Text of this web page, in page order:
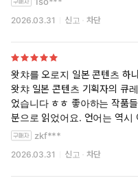
제작까지 70편의 작품을 엄선
테랑 '일본어 강사'로서의 노하
이도별(입문~중급)로 대사를
단순히 대사를 나열하는 데 그
함께 제공하여, 텍스트를 적어
하게 다시 음미할 수 있도록 돕
무엇보다 학습자를 배려한 디
숨 막히는 문법 공부나 딱딱한
루틴을 강력히 추천합니다.
일본어 감각을 자연스럽게 끌
2026.03.31 신고 차단
왓챠를 오로지 일본 콘텐츠 하
왓챠 일본 콘텐츠 기획자의 큐
었습니다 ㅎㅎ 좋아하는 작품
분으로 읽었어요. 언어는 역시
확 늘게 되는 것 같습니다. 좋은
zkf***
2026.03.31 신고 차단